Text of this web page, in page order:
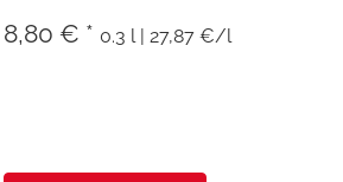
8,80 € * 0.3 l | 27,87 €/l